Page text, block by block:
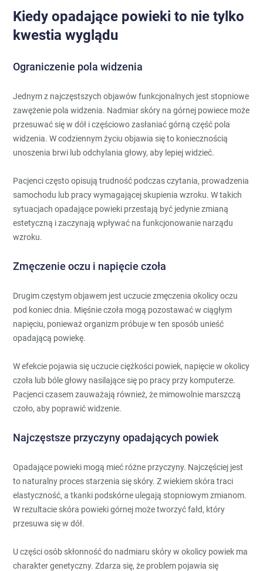
Kiedy opadające powieki to nie tylko
kwestia wyglądu
Ograniczenie pola widzenia
Jednym z najczęstszych objawów funkcjonalnych jest stopniowe
zawężenie pola widzenia. Nadmiar skóry na górnej powiece może
przesuwać się w dół i częściowo zasłaniać górną część pola
widzenia. W codziennym życiu objawia się to koniecznością
unoszenia brwi lub odchylania głowy, aby lepiej widzieć.
Pacjenci często opisują trudność podczas czytania, prowadzenia
samochodu lub pracy wymagającej skupienia wzroku. W takich
sytuacjach opadające powieki przestają być jedynie zmianą
estetyczną i zaczynają wpływać na funkcjonowanie narządu
wzroku.
Zmęczenie oczu i napięcie czoła
Drugim częstym objawem jest uczucie zmęczenia okolicy oczu
pod koniec dnia. Mięśnie czoła mogą pozostawać w ciągłym
napięciu, ponieważ organizm próbuje w ten sposób unieść
opadającą powiekę.
W efekcie pojawia się uczucie ciężkości powiek, napięcie w okolicy
czoła lub bóle głowy nasilające się po pracy przy komputerze.
Pacjenci czasem zauważają również, że mimowolnie marszczą
czoło, aby poprawić widzenie.
Najczęstsze przyczyny opadających powiek
Opadające powieki mogą mieć różne przyczyny. Najczęściej jest
to naturalny proces starzenia się skóry. Z wiekiem skóra traci
elastyczność, a tkanki podskórne ulegają stopniowym zmianom.
W rezultacie skóra powieki górnej może tworzyć fałd, który
przesuwa się w dół.
U części osób skłonność do nadmiaru skóry w okolicy powiek ma
charakter genetyczny. Zdarza się, że problem pojawia się